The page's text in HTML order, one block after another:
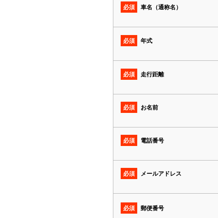
必須 車名（通称名）
必須 年式
必須 走行距離
必須 お名前
必須 電話番号
必須 メールアドレス
必須 郵便番号